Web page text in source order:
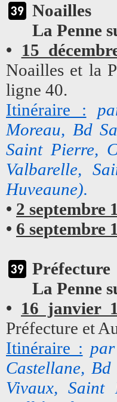
Noailles
La Penne
• 15
Noailles et la
ligne 40.
Itinéraire :
Moreau, Bd
Saint Pierre,
Valbarelle,
Huveaune).
• 2 septembre
• 6 septembre
Préfecture
La Penne
• 16 janvier
Préfecture et
Itinéraire :
Castellane,
Vivaux,